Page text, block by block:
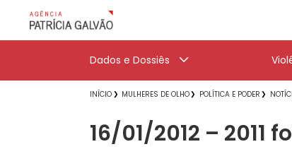
Dados e Dossiês
INÍCIO MULHERES DE OLHO POLÍTICA E PODER
16/01/2012 –